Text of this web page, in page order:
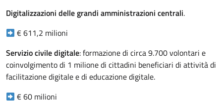
Digitalizzazioni delle grandi amministrazioni centrali.
€ 611,2 milioni
Servizio civile digitale: formazione di circa 9.700 volontari e
coinvolgimento di 1 milione di cittadini beneficiari di attività di
facilitazione digitale e di educazione digitale.
€ 60 milioni